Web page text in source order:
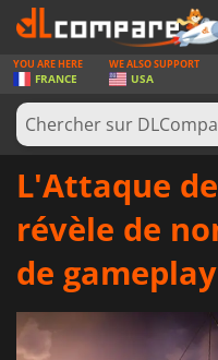
JEUX
CARTES PRÉPAYÉES
LOGICIELS
SE CONNECTER OU S'INSCRIRE
YOU ARE HERE
FRANCE
WE ALSO SUPPORT
USA
L'Attaque
révèle de
de gameplay